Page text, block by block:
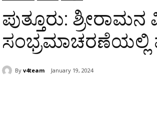
ಪುತ್ತೂರು:
ಸಂಭ್ರಮಾಚರಣೆಯಲ್ಲಿ
By v4team January 19, 2024